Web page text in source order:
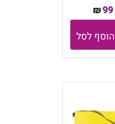
₪99
הוסף לסל